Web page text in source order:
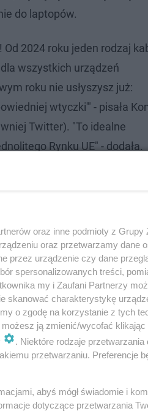
do laptopów.
2024 roku jeden rodzaj
wszystkich urządzeń
roku nie usłyszysz już:
wtyczki'" - pisała
Twitter). "To idealne
Rynku UE" - dodała.
Naraził życie pasażerów
oraz inne podmioty z
oraz przetwarzamy dane
przez urządzenie czy dane
spersonalizowanych treści,
my i Zaufani Partnerzy
skanować charakterystykę
o zgodę na korzystanie z tych
ją zmienić/wycofać
. Niektóre rodzaje
przetwarzaniu. Preferencje
abyś mógł świadomie i
dotyczące przetwarzania